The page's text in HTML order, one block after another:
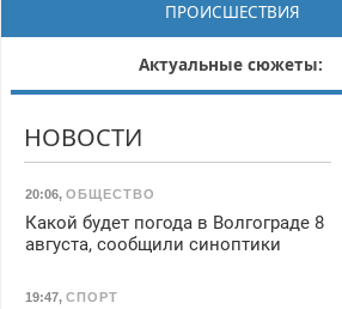
ПРОИСШЕСТВИЯ
Актуальные сюжеты:
НОВОСТИ
20:06, ОБЩЕСТВО
Какой будет погода в Волгограде 8
августа, сообщили синоптики
19:47, СПОРТ